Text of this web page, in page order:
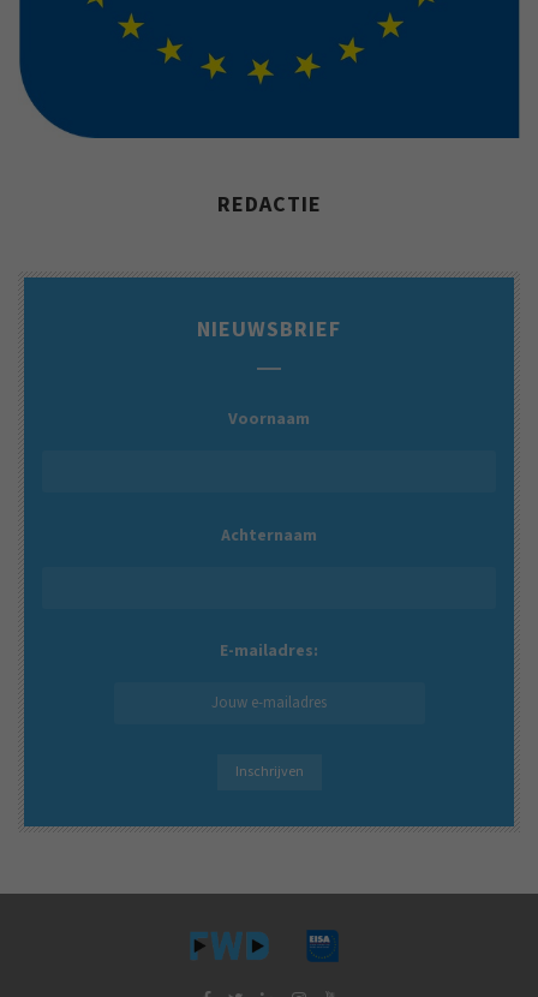
REDACTIE
NIEUWSBRIEF
Voornaam
Achternaam
E-mailadres: